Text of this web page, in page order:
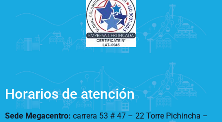
Horarios de atención
Sede Megacentro: carrera 53 # 47 – 22 Torre Pichincha –